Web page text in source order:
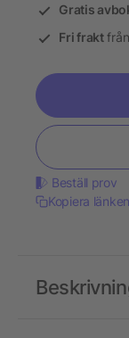
Gratis
Fri frakt
Beställ prov
Kopiera